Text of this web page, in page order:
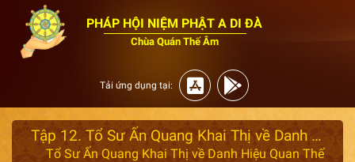
PHÁP HỘI NIỆM PHẬT A DI ĐÀ
Chùa Quán Thế Âm
Tải ứng dụng tại:
Tập 12. Tổ Sư Ấn Quang Khai Thị về Danh Hiệu Quan Thế Âm Bồ Tát và Chú Đại Bi Tập 12
Tổ Sư Ấn Quang Khai Thị về Danh Hiệu Quan Thế